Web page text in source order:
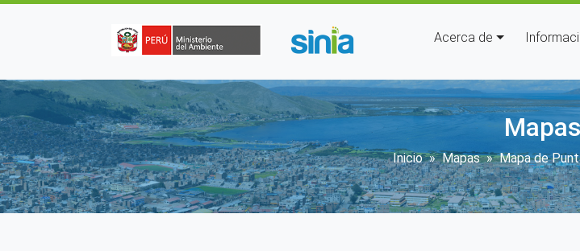
Navegación principal
Acerca de
Mapas
Sobrescribir
Inicio Mapas Mapa de